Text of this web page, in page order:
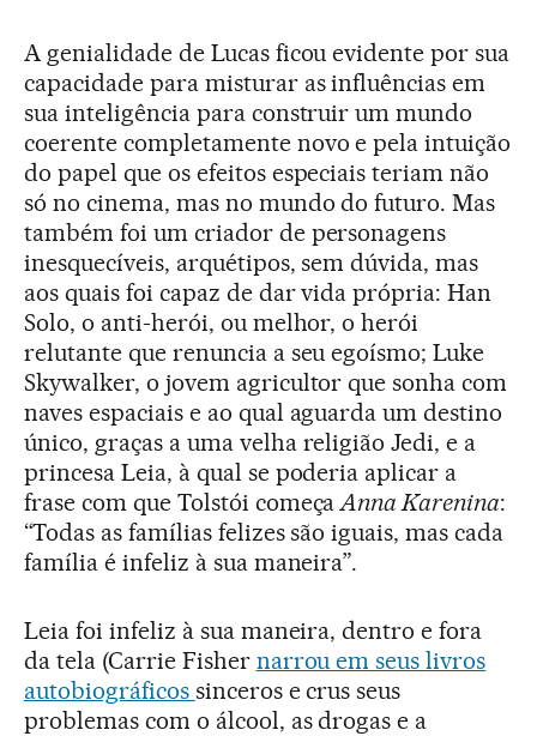
A genialidade de Lucas ficou evidente por sua
capacidade para misturar as influências em
sua inteligência para construir um mundo
coerente completamente novo e pela intuição
do papel que os efeitos especiais teriam não
só no cinema, mas no mundo do futuro. Mas
também foi um criador de personagens
inesquecíveis, arquétipos, sem dúvida, mas
aos quais foi capaz de dar vida própria: Han
Solo, o anti-herói, ou melhor, o herói
relutante que renuncia a seu egoísmo; Luke
Skywalker, o jovem agricultor que sonha com
naves espaciais e ao qual aguarda um destino
único, graças a uma velha religião Jedi, e a
princesa Leia, à qual se poderia aplicar a
frase com que Tolstói começaAnna Karenina:
“Todas as famílias felizes são iguais, mas cada
família é infeliz à sua maneira”.
Leia foi infeliz à sua maneira, dentro e fora
da tela (Carrie Fisher narrou em seus livros
autobiográficos sinceros e crus seus
problemas com o álcool, as drogas e a